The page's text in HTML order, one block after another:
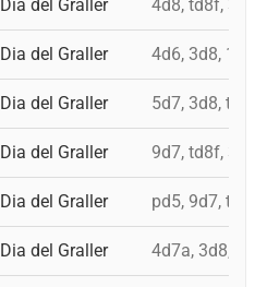
Dia del Graller 4d8, td8f, 3d8,
Dia del Graller 4d6, 3d8, 10d7,
Dia del Graller 5d7, 3d8, td8f,
Dia del Graller 9d7, td8f, 3d9f,
Dia del Graller pd5, 9d7, td8f,
Dia del Graller 4d7a, 3d8, td7,